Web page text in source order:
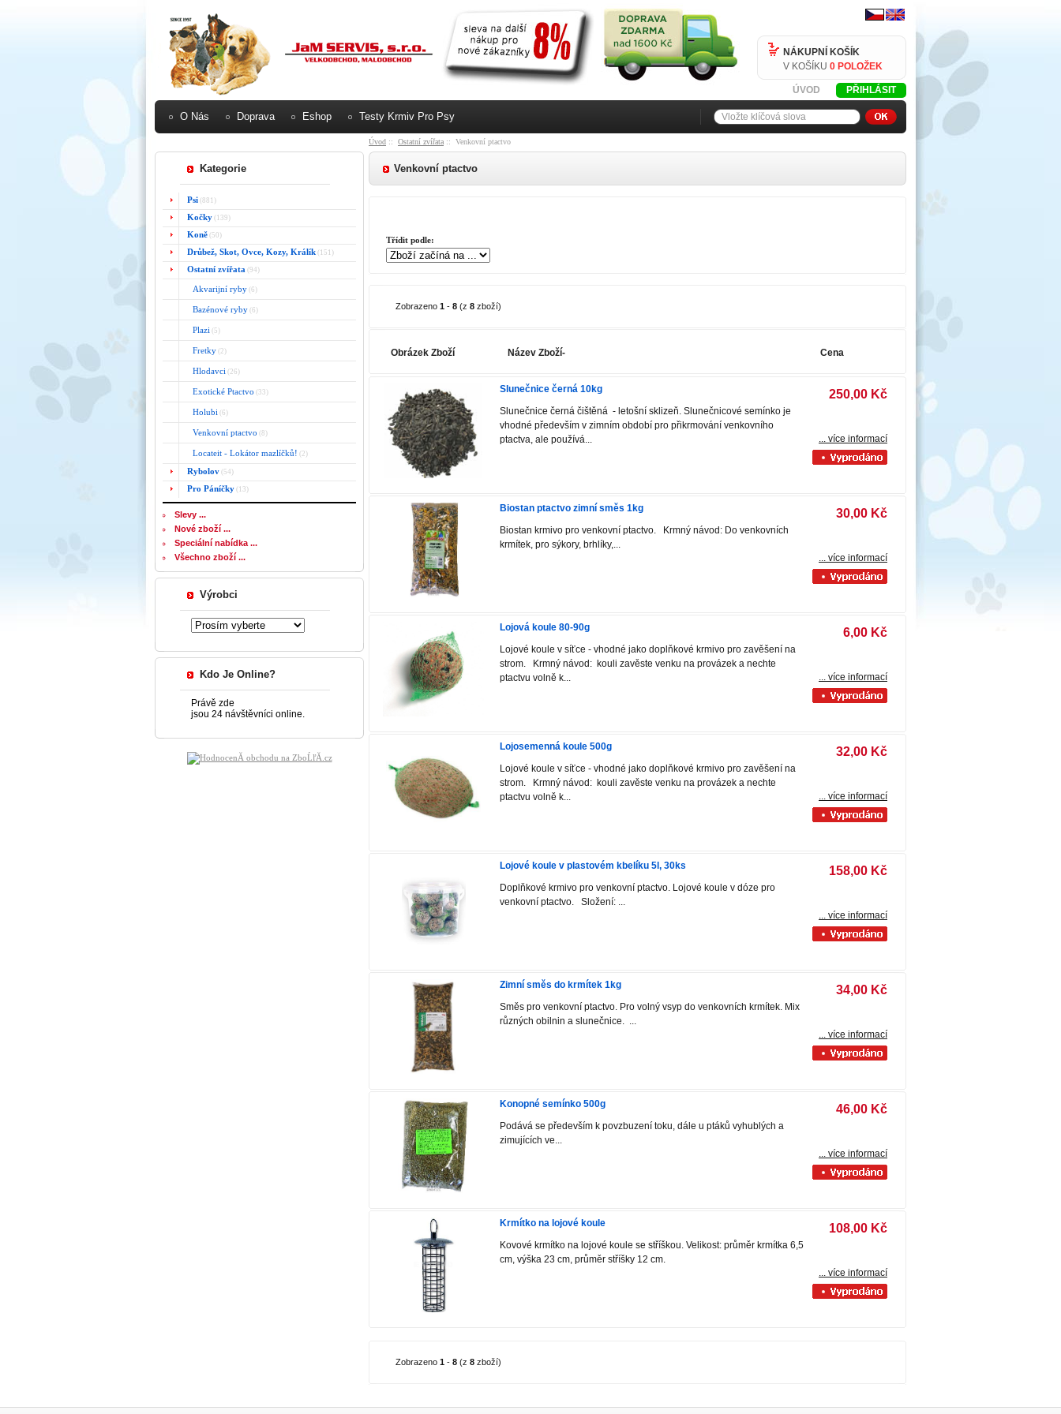
NÁKUPNÍ KOŠÍK
V KOŠÍKU 0 POLOŽEK
PŘIHLÁSIT
ÚVOD
O Nás Doprava Eshop Testy Krmiv Pro Psy
Kategorie
Psi (881)
Kočky (139)
Koně (50)
Drůbež, Skot, Ovce, Kozy, Králík (151)
Ostatní zvířata (94)
Akvarijní ryby (6)
Bazénové ryby (6)
Plazi (5)
Fretky (2)
Hlodavci (26)
Exotické Ptactvo (33)
Holubi (6)
Venkovní ptactvo (8)
Locateit - Lokátor mazlíčků! (2)
Rybolov (54)
Pro Páníčky (13)
Slevy ...
Nové zboží ...
Speciální nabídka ...
Všechno zboží ...
Výrobci
Kdo Je Online?
Právě zde
jsou 24 návštěvníci online.
Úvod :: Ostatní zvířata :: Venkovní ptactvo
Venkovní ptactvo
Třídit podle:
Zobrazeno 1 - 8 (z 8 zboží)
Obrázek Zboží Název Zboží- Cena
Slunečnice černá 10kg
Slunečnice černá čištěná - letošní sklizeň. Slunečnicové semínko je
vhodné především v zimním období pro přikrmování venkovního
ptactva, ale používá...
250,00 Kč
... více informací
Biostan ptactvo zimní směs 1kg
Biostan krmivo pro venkovní ptactvo. Krmný návod: Do venkovních
krmítek, pro sýkory, brhlíky,...
30,00 Kč
... více informací
Lojová koule 80-90g
Lojové koule v síťce - vhodné jako doplňkové krmivo pro zavěšení na
strom. Krmný návod: kouli zavěste venku na provázek a nechte
ptactvu volně k...
6,00 Kč
... více informací
Lojosemenná koule 500g
Lojové koule v síťce - vhodné jako doplňkové krmivo pro zavěšení na
strom. Krmný návod: kouli zavěste venku na provázek a nechte
ptactvu volně k...
32,00 Kč
... více informací
Lojové koule v plastovém kbelíku 5l, 30ks
Doplňkové krmivo pro venkovní ptactvo. Lojové koule v dóze pro
venkovní ptactvo. Složení: ...
158,00 Kč
... více informací
Zimní směs do krmítek 1kg
Směs pro venkovní ptactvo. Pro volný vsyp do venkovních krmítek. Mix
různých obilnin a slunečnice. ...
34,00 Kč
... více informací
Konopné semínko 500g
Podává se především k povzbuzení toku, dále u ptáků vyhublých a
zimujících ve...
46,00 Kč
... více informací
Krmítko na lojové koule
Kovové krmítko na lojové koule se stříškou. Velikost: průměr krmítka 6,5
cm, výška 23 cm, průměr stříšky 12 cm.
108,00 Kč
... více informací
Zobrazeno 1 - 8 (z 8 zboží)